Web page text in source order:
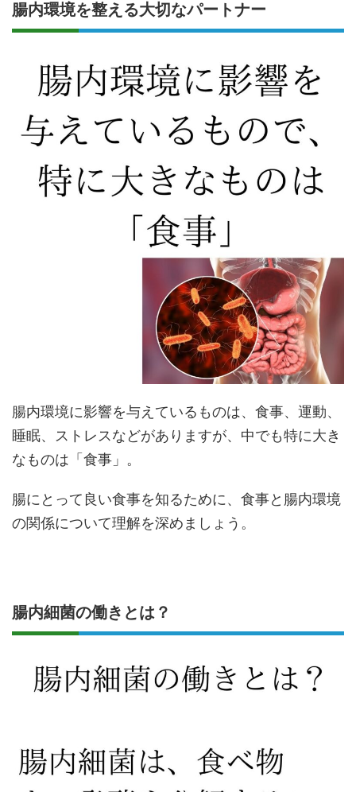
腸内環境を整える大切なパートナー
腸内環境に影響を与えているものは、食事、運動、
睡眠、ストレスなどがありますが、中でも特に大き
なものは「食事」。
腸にとって良い食事を知るために、食事と腸内環境
の関係について理解を深めましょう。
腸内細菌の働きとは？